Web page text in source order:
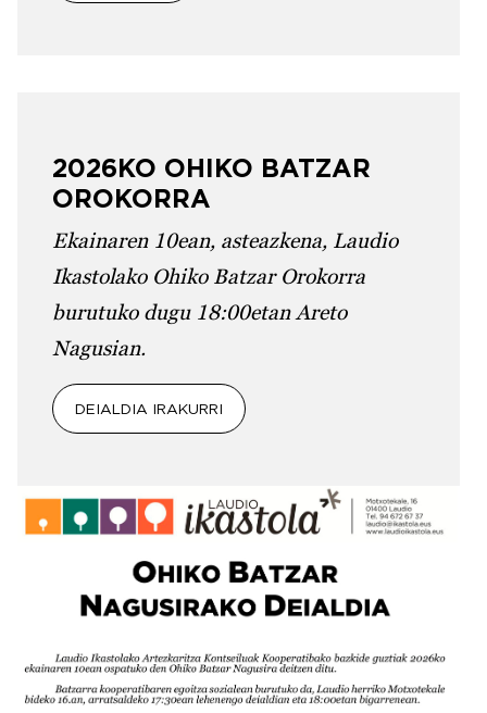
2026KO OHIKO BATZAR
OROKORRA
Ekainaren 10ean, asteazkena, Laudio
Ikastolako Ohiko Batzar Orokorra
burutuko dugu 18:00etan Areto
Nagusian.
DEIALDIA IRAKURRI